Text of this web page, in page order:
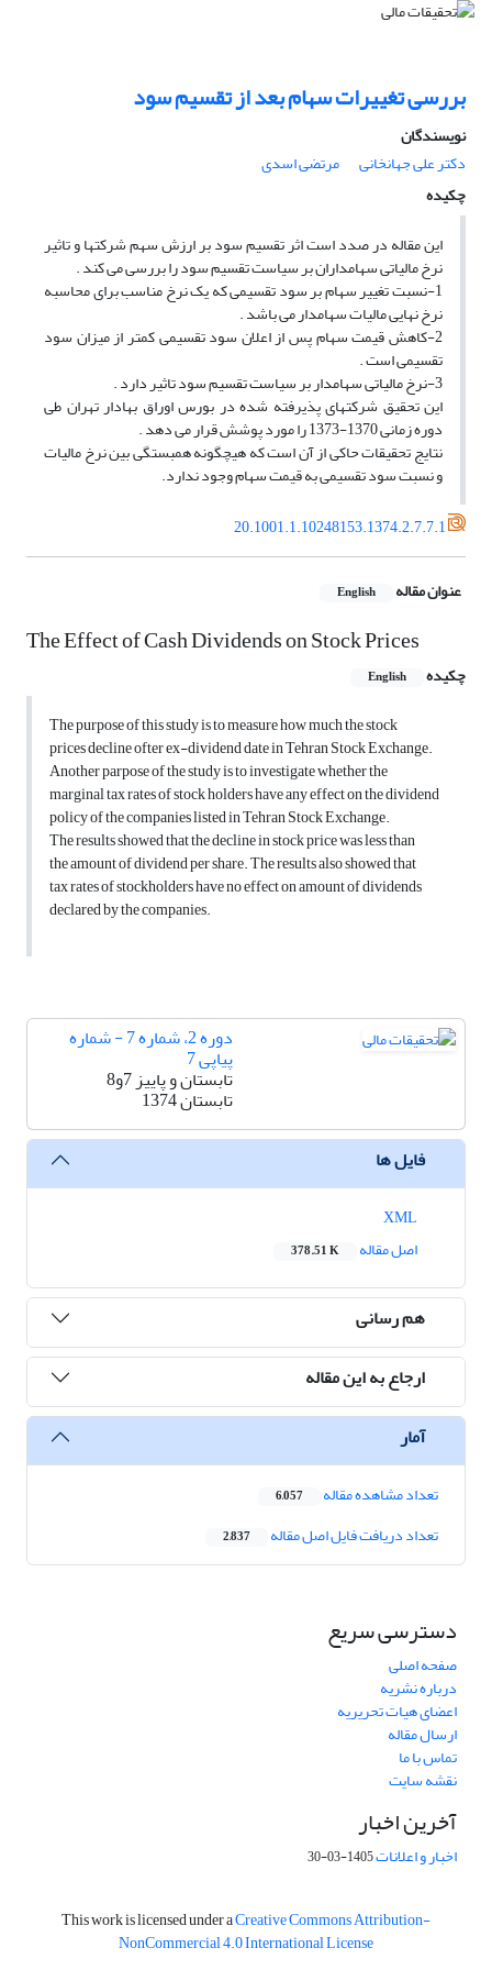
بررسی تغییرات سهام بعد از تقسیم سود
نویسندگان
دکتر علی جهانخانی
مرتضی اسدی
چکیده
این مقاله در صدد است اثر تقسیم سود بر ارزش سهم شرکتها و تاثیر
نرخ مالیاتی سهامداران بر سیاست تقسیم سود را بررسی می کند .
1-نسبت تغییر سهام بر سود تقسیمی که یک نرخ مناسب برای محاسبه
نرخ نهایی مالیات سهامدار می باشد .
2-کاهش قیمت سهام پس از اعلان سود تقسیمی کمتر از میزان سود
تقسیمی است .
3-نرخ مالیاتی سهامدار بر سیاست تقسیم سود تاثیر دارد .
این تحقیق شرکتهای پذیرفته شده در بورس اوراق بهادار تهران طی
دوره زمانی 1370-1373 را مورد پوشش قرار می دهد .
نتایج تحقیقات حاکی از آن است که هیچگونه همبستگی بین نرخ مالیات
و نسبت سود تقسیمی به قیمت سهام وجود ندارد.
20.1001.1.10248153.1374.2.7.7.1
عنوان مقاله English
The Effect of Cash Dividends on Stock Prices
چکیده English
The purpose of this study is to measure how much the stock
prices decline ofter ex-dividend date in Tehran Stock Exchange.
Another parpose of the study is to investigate whether the
marginal tax rates of stock holders have any effect on the dividend
policy of the companies listed in Tehran Stock Exchange.
The results showed that the decline in stock price was less than
the amount of dividend per share. The results also showed that
tax rates of stockholders have no effect on amount of dividends
declared by the companies.
دوره 2، شماره 7 - شماره
پیاپی 7
تابستان و پاییز 7و8
تابستان 1374
فایل ها
اصل مقاله
378.51 K
هم رسانی
ارجاع به این مقاله
آمار
تعداد مشاهده مقاله 6,057
تعداد دریافت فایل اصل مقاله 2,837
دسترسی سریع
صفحه اصلی
درباره نشریه
اعضای هیات تحریریه
ارسال مقاله
تماس با ما
نقشه سایت
آخرین اخبار
اخبار و اعلانات1405-03-30
This work is licensed under aCreative Commons Attribution-
NonCommercial 4.0 International License